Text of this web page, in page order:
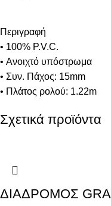
Περιγραφή
• 100% P.V.C.
• Ανοιχτό υπόστρωμα
• Συν. Πάχος: 15mm
• Πλάτος ρολού: 1.22m
Σχετικά προϊόντα
ΔΙΑΔΡΟΜΟΣ